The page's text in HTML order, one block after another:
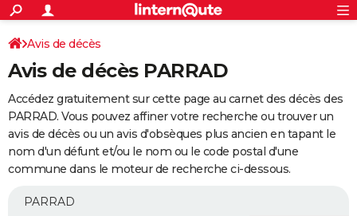
ACTUALITÉS
Politique
Société
Faits Divers
Education
Monde
Villes
+
SPORT
Coupe du monde 2026
Football
Tennis
Cyclisme
Rugby
Forum
Programme TV
TNT
Streaming
Cinéma
Sorties cinéma
Musique
+
FINANCE
Retraite
Epargne
Immobilier
Risques naturels par ville
Banque
Assurance
AUTO
Essais
Réserver un essai
Citadines
Berlines
SUV
Forum auto
+
Mobiles
Meilleur smartphone
Internet
Ordinateurs
Jeux vidéo
Guide high-tech
Avis de décès
Avis de décès PARRAD
Accédez gratuitement sur cette page au carnet des décès des
PARRAD. Vous pouvez affiner votre recherche ou trouver un
avis de décès ou un avis d'obsèques plus ancien en tapant le
nom d'un défunt et/ou le nom ou le code postal d'une
commune dans le moteur de recherche ci-dessous.